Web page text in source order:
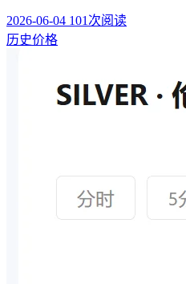
2026-06-04 101次阅读
历史价格